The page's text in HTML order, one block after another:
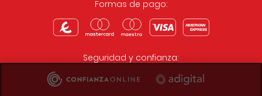
Formas de pago:
Seguridad y confianza: